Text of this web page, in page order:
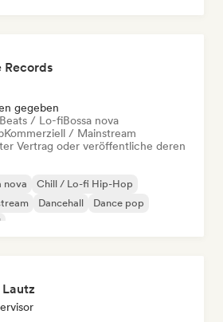
Records
gegeben
Beats / Lo-fiBossa nova
Kommerziell / Mainstream
Vertrag oder veröffentliche deren
nova
Chill / Lo-fi Hip-Hop
Dancehall
Dance pop